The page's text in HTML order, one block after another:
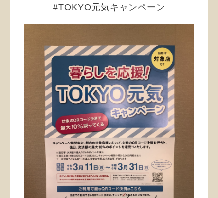
#TOKYO元気キャンペーン